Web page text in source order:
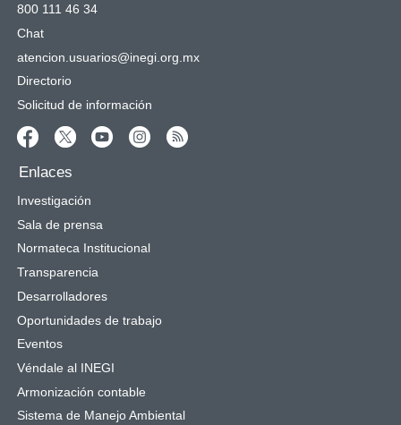
800 111 46 34
Chat
atencion.usuarios@inegi.org.mx
Directorio
Solicitud de información
Enlaces
Investigación
Sala de prensa
Normateca Institucional
Transparencia
Desarrolladores
Oportunidades de trabajo
Eventos
Véndale al INEGI
Armonización contable
Sistema de Manejo Ambiental